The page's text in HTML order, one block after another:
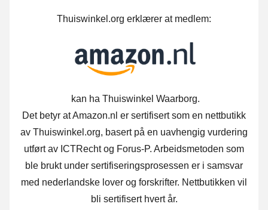
Thuiswinkel.org erklærer at medlem:
kan ha Thuiswinkel Waarborg.
Det betyr at Amazon.nl er sertifisert som en nettbutikk
av Thuiswinkel.org, basert på en uavhengig vurdering
utført av ICTRecht og Forus-P. Arbeidsmetoden som
ble brukt under sertifiseringsprosessen er i samsvar
med nederlandske lover og forskrifter. Nettbutikken vil
bli sertifisert hvert år.